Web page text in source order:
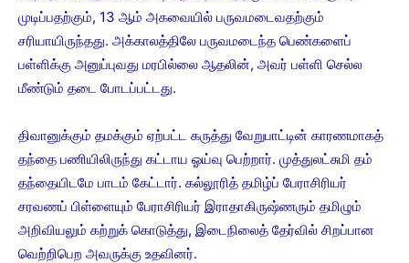
முடிப்பதற்கும், 13 ஆம் அகவையில் பருவமடைவதற்கும்
சரியாயிருந்தது. அக்காலத்திலே பருவமடைந்த பெண்களைப்
பள்ளிக்கு அனுப்புவது மரபில்லை ஆதலின், அவர் பள்ளி செல்ல
மீண்டும் தடை போடப்பட்டது.
திவானுக்கும் தமக்கும் ஏற்பட்ட கருத்து வேறுபாட்டின் காரணமாகத்
தந்தை பணியிலிருந்து கட்டாய ஓய்வு பெற்றார். முத்துலட்சுமி தம்
தந்தையிடமே பாடம் கேட்டார். கல்லூரித் தமிழ்ப் பேராசிரியர்
சரவணப் பிள்ளையும் பேராசிரியர் இராதாகிருஷ்ணரும் தமிழும்
அறிவியலும் கற்றுக் கொடுத்து, இடைநிலைத் தேர்வில் சிறப்பான
வெற்றிபெற அவருக்கு உதவினர்.